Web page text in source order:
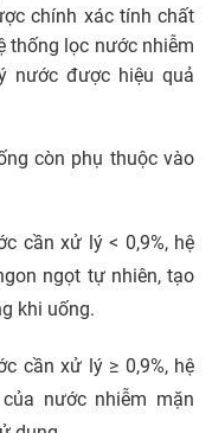
chính xác tính chất
thống lọc nước nhiễm
nước được hiệu quả
còn phụ thuộc vào
cần xử lý < 0,9%, hệ
ngọt tự nhiên, tạo
khi uống.
cần xử lý ≥ 0,9%, hệ
nước nhiễm mặn